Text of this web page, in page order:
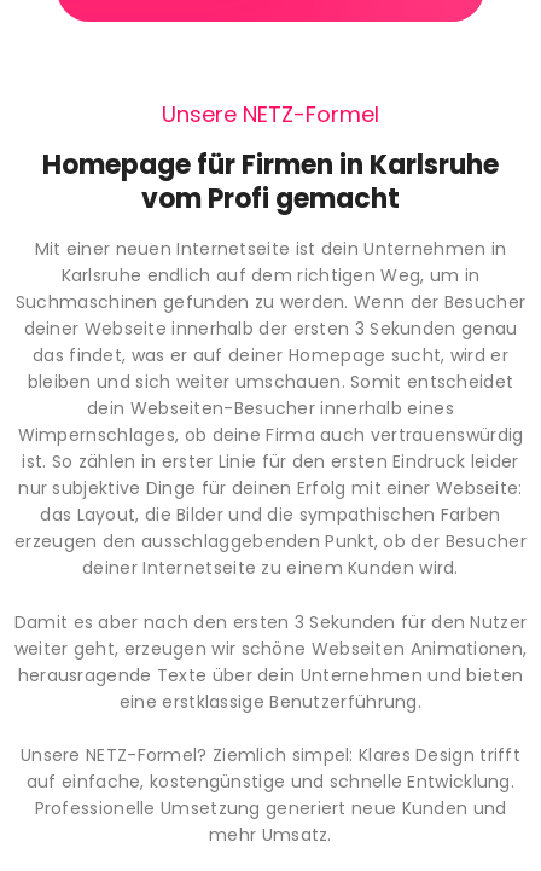
Unsere NETZ-Formel
Homepage für Firmen in Karlsruhe
vom Profi gemacht
Mit einer neuen Internetseite ist dein Unternehmen in
Karlsruhe endlich auf dem richtigen Weg, um in
Suchmaschinen gefunden zu werden. Wenn der Besucher
deiner Webseite innerhalb der ersten 3 Sekunden genau
das findet, was er auf deiner Homepage sucht, wird er
bleiben und sich weiter umschauen. Somit entscheidet
dein Webseiten-Besucher innerhalb eines
Wimpernschlages, ob deine Firma auch vertrauenswürdig
ist. So zählen in erster Linie für den ersten Eindruck leider
nur subjektive Dinge für deinen Erfolg mit einer Webseite:
das Layout, die Bilder und die sympathischen Farben
erzeugen den ausschlaggebenden Punkt, ob der Besucher
deiner Internetseite zu einem Kunden wird.
Damit es aber nach den ersten 3 Sekunden für den Nutzer
weiter geht, erzeugen wir schöne Webseiten Animationen,
herausragende Texte über dein Unternehmen und bieten
eine erstklassige Benutzerführung.
Unsere NETZ-Formel? Ziemlich simpel: Klares Design trifft
auf einfache, kostengünstige und schnelle Entwicklung.
Professionelle Umsetzung generiert neue Kunden und
mehr Umsatz.